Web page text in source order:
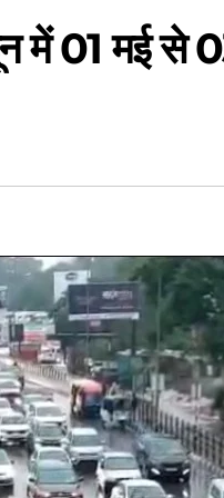
में 01 मई से